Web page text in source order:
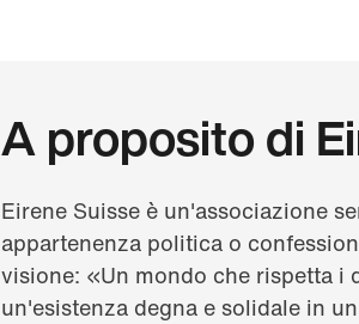
A proposito di
Eirene Suisse è un'associazione
appartenenza politica o
visione: «Un mondo che rispetta
un'esistenza degna e solidale in